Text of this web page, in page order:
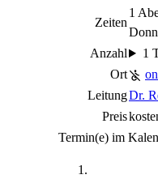
Zeiten
1
Anzahl
1
Ort
LeitungDr.
Preis
Termin(e) im